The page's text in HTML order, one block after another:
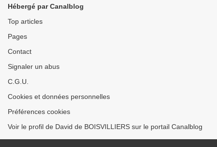
Hébergé par Canalblog
Top articles
Pages
Contact
Signaler un abus
C.G.U.
Cookies et données personnelles
Préférences cookies
Voir le profil de David de BOISVILLIERS sur le portail Canalblog